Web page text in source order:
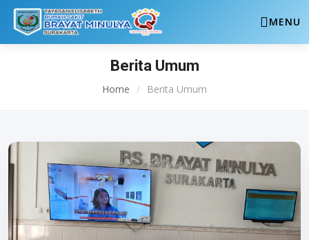
MENU
Berita Umum
Home / Berita Umum